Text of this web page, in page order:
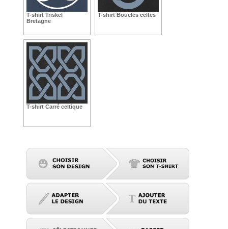
T-shirt Triskel
Bretagne
T-shirt Boucles celtes
T-shirt Carré celtique